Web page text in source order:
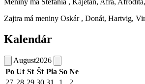
Zajtra má meniny Oskár , Donát, Hartvig,
Kalendár
August2026
Po Ut St Št Pia So Ne
27 28 29 30 31 1
2